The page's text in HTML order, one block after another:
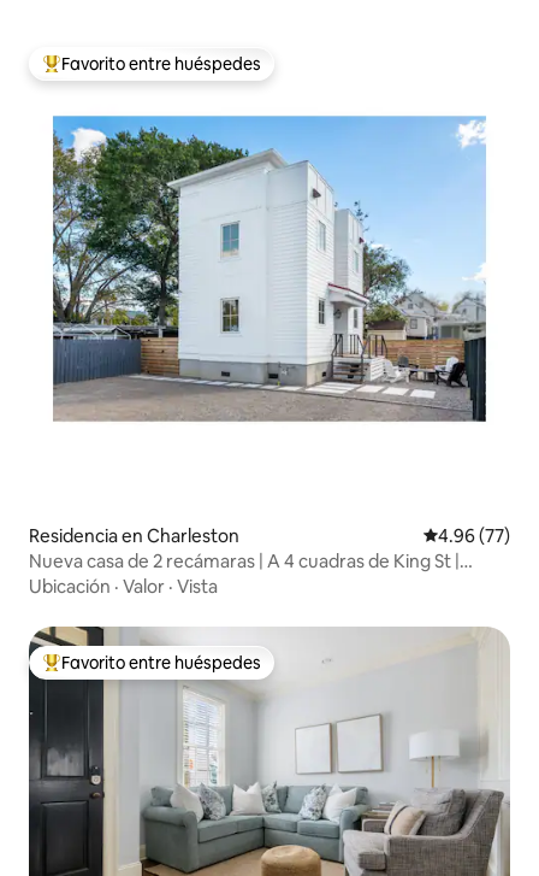
De los mejores en Favorito entre huéspedes
Favorito entre huéspedes
Residencia en Charleston Calificación
4.96 (77)
Nueva casa de 2 recámaras | A 4 cuadras de King St |
MUSC | Terraza
Ubicación · Valor · Vista
De los mejores en Favorito entre huéspedes
Favorito entre huéspedes